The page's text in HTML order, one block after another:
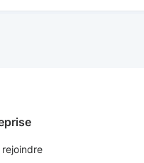
rejoindre